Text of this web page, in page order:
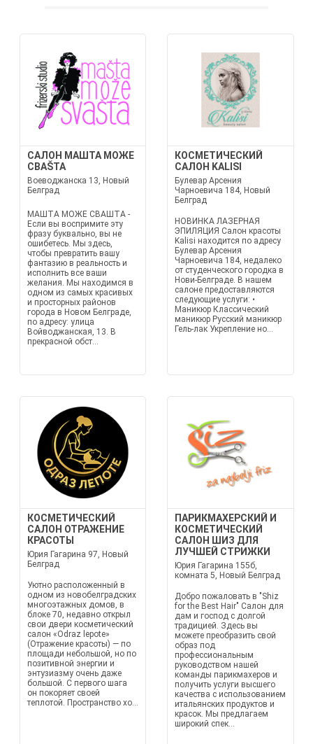
САЛОН МАШТА МОЖЕ
СВАŠТА
Воеводжанска 13, Новый
Белград
МАШТА МОЖЕ СВАШТА -
Если вы воспримите эту
фразу буквально, вы не
ошибетесь. Мы здесь,
чтобы превратить вашу
фантазию в реальность и
исполнить все ваши
желания. Мы находимся в
одном из самых красивых
и просторных районов
города в Новом Белграде,
по адресу: улица
Войводжанская, 13. В
прекрасной обст...
КОСМЕТИЧЕСКИЙ
САЛОН KALISI
Булевар Арсения
Чарноевича 184, Новый
Белград
НОВИНКА ЛАЗЕРНАЯ
ЭПИЛЯЦИЯ Салон красоты
Kalisi находится по адресу
Булевар Арсения
Чарноевича 184, недалеко
от студенческого городка в
Нови-Белграде. В нашем
салоне предоставляются
следующие услуги: •
Маникюр Классический
маникюр Русский маникюр
Гель-лак Укрепление но...
КОСМЕТИЧЕСКИЙ
САЛОН ОТРАЖЕНИЕ
КРАСОТЫ
Юрия Гагарина 97, Новый
Белград
Уютно расположенный в
одном из новобелградских
многоэтажных домов, в
блоке 70, недавно открыл
свои двери косметический
салон «Odraz lepote»
(Отражение красоты) — по
площади небольшой, но по
позитивной энергии и
энтузиазму очень даже
большой. С первого шага
он покоряет своей
теплотой. Пространство хо...
ПАРИКМАХЕРСКИЙ И
КОСМЕТИЧЕСКИЙ
САЛОН ШИЗ ДЛЯ
ЛУЧШЕЙ СТРИЖКИ
Юрия Гагарина 155б,
комната 5, Новый Белград
Добро пожаловать в "Shiz
for the Best Hair" Салон для
дам и господ с долгой
традицией. Здесь вы
можете преобразить свой
образ под
профессиональным
руководством нашей
команды парикмахеров и
получить услуги высшего
качества с использованием
итальянских продуктов и
красок. Мы предлагаем
широкий спек...